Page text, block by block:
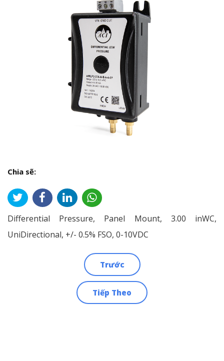
Chia sẽ:
Differential Pressure, Panel Mount, 3.00 inWC,
UniDirectional, +/- 0.5% FSO, 0-10VDC
Trước
Tiếp Theo